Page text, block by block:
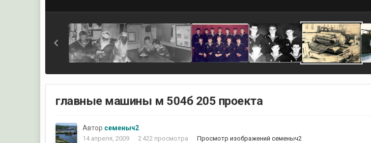
главные машины м 504б 205 проекта
Автор семеныч2
14 апреля, 2009 2 422 просмотра Просмотр изображений семеныч2